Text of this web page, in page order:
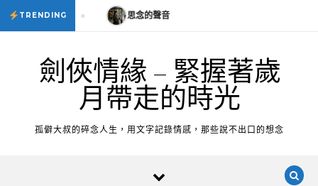
Skip to content
TRENDING
思念的聲音 思念的聲音
劍俠情緣 – 緊握著歲
月帶走的時光
孤僻大叔的碎念人生，用文字記錄情感，那些說不出口的想念